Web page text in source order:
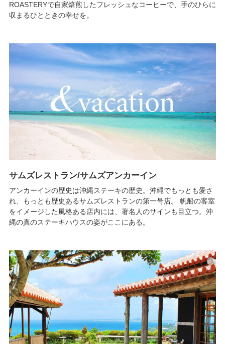
ROASTERYで自家焙煎したフレッシュなコーヒーで、手のひらに
収まるひとときの幸せを。
サムズレストラン/サムズアンカーイン
アンカーインの歴史は沖縄ステーキの歴史。沖縄でもっとも愛さ
れ、もっとも歴史あるサムズレストランの第一号店。 帆船の客室
をイメージした風格ある店内には、著名人のサインも目立つ。沖
縄の真のステーキハウスの姿がここにある。